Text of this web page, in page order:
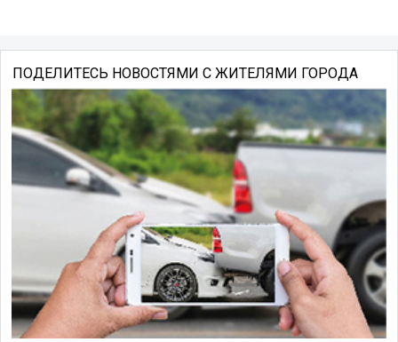
ПОДЕЛИТЕСЬ НОВОСТЯМИ С ЖИТЕЛЯМИ ГОРОДА